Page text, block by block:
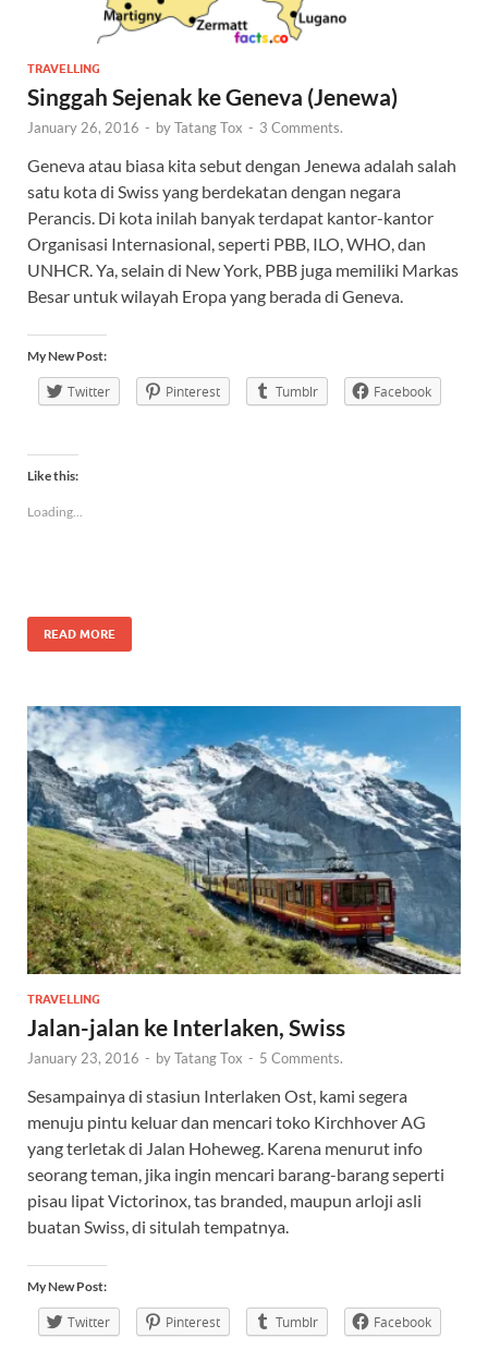
TRAVELLING
Singgah Sejenak ke Geneva (Jenewa)
January 26, 2016 - byTatang Tox - 3 Comments.
Geneva atau biasa kita sebut dengan Jenewa adalah salah
satu kota di Swiss yang berdekatan dengan negara
Perancis. Di kota inilah banyak terdapat kantor-kantor
Organisasi Internasional, seperti PBB, ILO, WHO, dan
UNHCR. Ya, selain di New York, PBB juga memiliki Markas
Besar untuk wilayah Eropa yang berada di Geneva.
My New Post:
Twitter Pinterest Tumblr Facebook
Like this:
Loading...
READ MORE
TRAVELLING
Jalan-jalan ke Interlaken, Swiss
January 23, 2016 - byTatang Tox - 5 Comments.
Sesampainya di stasiun Interlaken Ost, kami segera
menuju pintu keluar dan mencari toko Kirchhover AG
yang terletak di Jalan Hoheweg. Karena menurut info
seorang teman, jika ingin mencari barang-barang seperti
pisau lipat Victorinox, tas branded, maupun arloji asli
buatan Swiss, di situlah tempatnya.
My New Post:
Twitter Pinterest Tumblr Facebook